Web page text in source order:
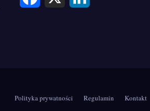
c
n
Polityka prywatności Regulamin Kontakt